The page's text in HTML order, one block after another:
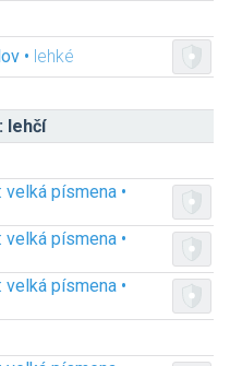
• lehké
lehčí
písmena •
písmena •
písmena •